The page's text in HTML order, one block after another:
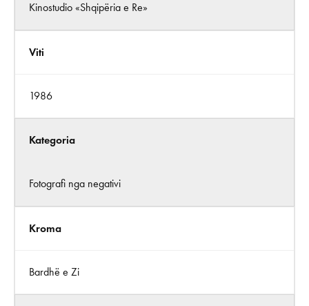
Kinostudio «Shqipëria e Re»
Viti
1986
Kategoria
Fotografi nga negativi
Kroma
Bardhë e Zi